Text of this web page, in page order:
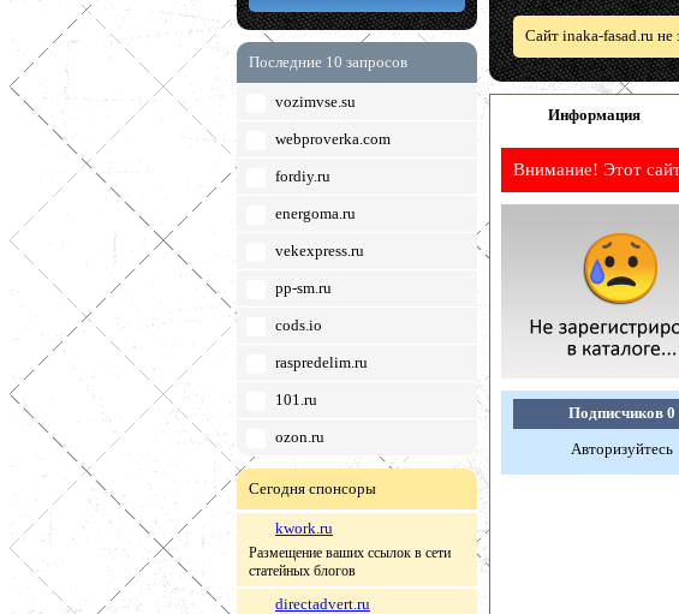
Последние 10 запросов
vozimvse.su
webproverka.com
fordiy.ru
energoma.ru
vekexpress.ru
pp-sm.ru
cods.io
raspredelim.ru
101.ru
ozon.ru
Сегодня спонсоры
kwork.ru
Размещение ваших ссылок в сети
статейных блогов
directadvert.ru
Сайт inaka-fasad.ru не
Информация
Внимание! Этот сайт
Подписчиков 0
Авторизуйтесь